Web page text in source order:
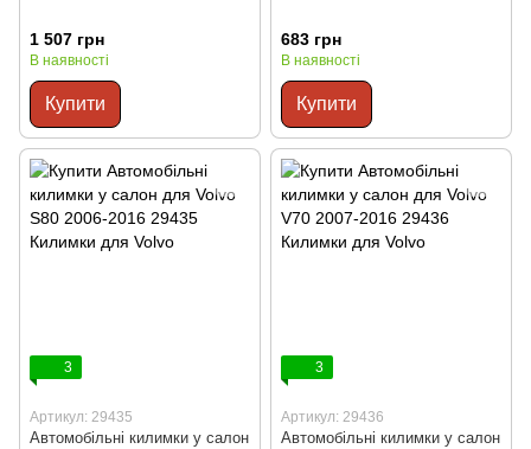
1 507 грн
В наявності
Купити
683 грн
В наявності
Купити
3
Артикул: 29435
Автомобільні килимки у салон
3
Артикул: 29436
Автомобільні килимки у салон